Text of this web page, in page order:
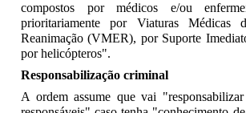
compostos por médicos e/ou
prioritariamente por Viaturas Médicas
Reanimação (VMER), por Suporte
por helicópteros".
Responsabilização criminal
A ordem assume que vai